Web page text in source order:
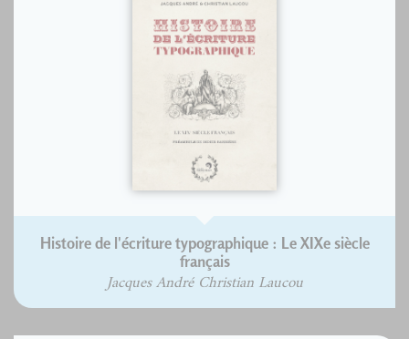
Histoire de l'écriture typographique : Le XIXe siècle
français
Jacques André Christian Laucou